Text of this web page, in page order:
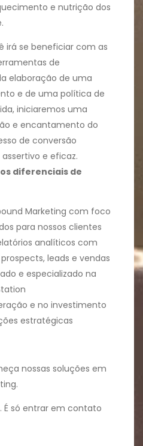
e nutrição dos
irá se beneficiar com as
de
elaboração de uma
e de uma política de
iniciaremos uma
e encantamento do
de conversão
e eficaz.
diferenciais de
Marketing com foco
para nossos clientes
analíticos com
leads e vendas
e especializado na
e no investimento
estratégicas
nossas soluções em
só entrar em contato